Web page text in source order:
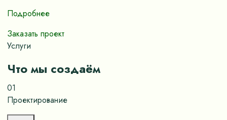
Подробнее
Заказать проект
Услуги
Что мы создаём
01
Проектирование